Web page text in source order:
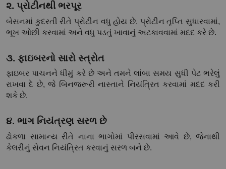
૨. પ્રોટીનથી ભરપૂર
બેસનમાં કુદરતી રીતે પ્રોટીન વધુ હોય છે. પ્રોટીન તૃપ્તિ સુધારવામાં,
ભૂખ ઓછી કરવામાં અને વધુ પડતું ખાવાનું અટકાવવામાં મદદ કરે છે.
૩. ફાઇબરનો સારો સ્ત્રોત
ફાઇબર પાચનને ધીમું કરે છે અને તમને લાંબા સમય સુધી પેટ ભરેલું
રાખવા દે છે, જે બિનજરૂરી નાસ્તાને નિયંત્રિત કરવામાં મદદ કરી
શકે છે.
૪. ભાગ નિયંત્રણ સરળ છે
ઢોકળા સામાન્ય રીતે નાના ભાગોમાં પીરસવામાં આવે છે, જેનાથી
કેલરીનું સેવન નિયંત્રિત કરવાનું સરળ બને છે.